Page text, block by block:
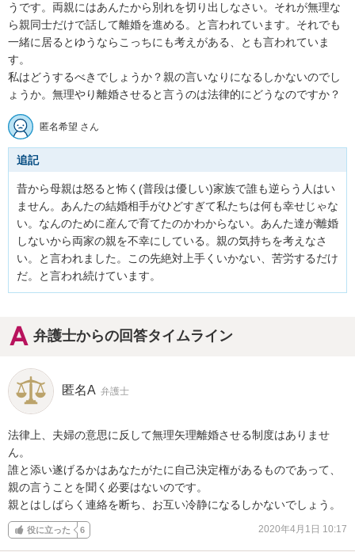
うです。両親にはあんたから別れを切り出しなさい。それが無理な
ら親同士だけで話して離婚を進める。と言われています。それでも
一緒に居るとゆうならこっちにも考えがある、とも言われていま
す。
私はどうするべきでしょうか？親の言いなりになるしかないのでし
ょうか。無理やり離婚させると言うのは法律的にどうなのですか？
匿名希望 さん
追記
昔から母親は怒ると怖く(普段は優しい)家族で誰も逆らう人はい
ません。あんたの結婚相手がひどすぎて私たちは何も幸せじゃな
い。なんのために産んで育てたのかわからない。あんた達が離婚
しないから両家の親を不幸にしている。親の気持ちを考えなさ
い。と言われました。この先絶対上手くいかない、苦労するだけ
だ。と言われ続けています。
弁護士からの回答タイムライン
匿名A 弁護士
法律上、夫婦の意思に反して無理矢理離婚させる制度はありませ
ん。
誰と添い遂げるかはあなたがたに自己決定権があるものであって、
親の言うことを聞く必要はないのです。
親とはしばらく連絡を断ち、お互い冷静になるしかないでしょう。
役に立った 6 2020年4月1日 10:17